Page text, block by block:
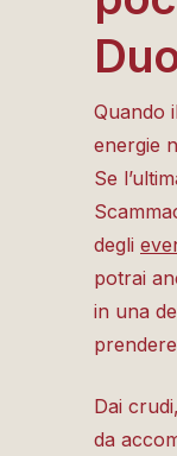
Quando
energie
Se
degli
potrai
in una
Dai
da